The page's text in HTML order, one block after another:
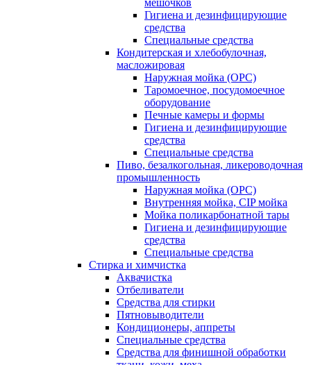
мешочков
Гигиена и дезинфицирующие
средства
Специальные средства
Кондитерская и хлебобулочная,
масложировая
Наружная мойка (ОРС)
Таромоечное, посудомоечное
оборудование
Печные камеры и формы
Гигиена и дезинфицирующие
средства
Специальные средства
Пиво, безалкогольная, ликероводочная
промышленность
Наружная мойка (ОРС)
Внутренняя мойка, CIP мойка
Мойка поликарбонатной тары
Гигиена и дезинфицирующие
средства
Специальные средства
Стирка и химчистка
Аквачистка
Отбеливатели
Средства для стирки
Пятновыводители
Кондиционеры, аппреты
Специальные средства
Средства для финишной обработки